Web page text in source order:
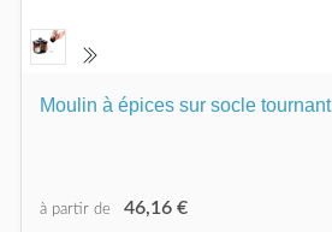
Moulin à épices sur socle tournant
à partir de 46,16 €